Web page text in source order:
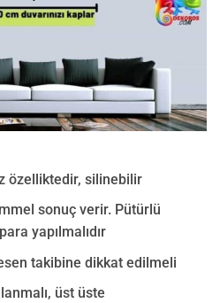
özelliktedir, silinebilir
sonuç verir. Pütürlü
yapılmalıdır
takibine dikkat edilmeli
üst üste